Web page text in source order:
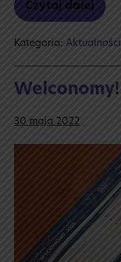
Czytaj dalej
Dzień
Dziecka
Kategoria: Aktualności
Welconomy!
30 maja 2022